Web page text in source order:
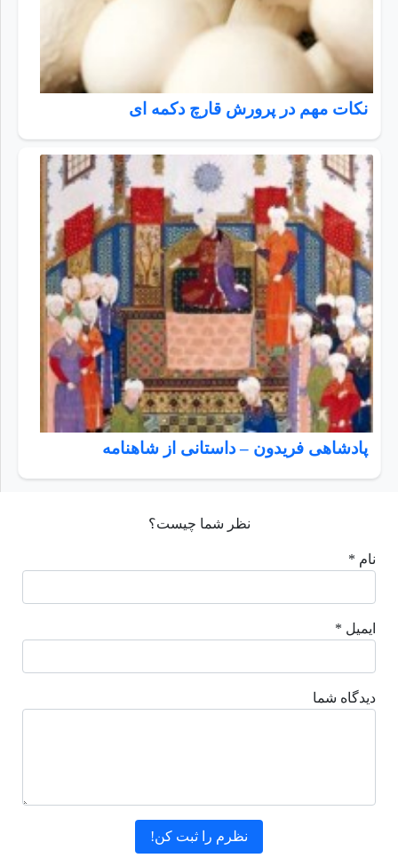
نکات مهم در پرورش قارچ دکمه ای
پادشاهی فریدون – داستانی از شاهنامه
نظر شما چیست؟
نام *
ایمیل *
دیدگاه شما